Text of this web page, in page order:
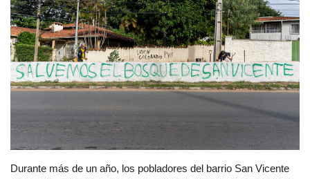
Durante más de un año, los pobladores del barrio San Vicente